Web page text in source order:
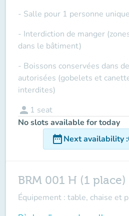
- Salle pour 1 personne
- Interdiction de manger
dans le bâtiment)
- Boissons conservées dans
autorisées (gobelets et
interdites)
person 1 seat
No slots available for today
date_rangeNext availability:
BRM 001 H (1 place)
Équipement : table, chaise et